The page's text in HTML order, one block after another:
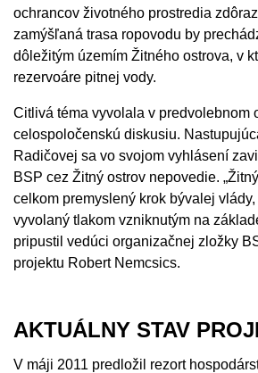
ochrancov životného prostredia
zamýšľaná trasa ropovodu by
dôležitým územím Žitného ostrova, v
rezervoáre pitnej vody.
Citlivá téma vyvolala v predvolebnom
celospoločenskú diskusiu.
Radičovej sa vo svojom vyhlásení
BSP cez Žitný ostrov nepovedie.
celkom premyslený krok bývalej vlády,
vyvolaný tlakom vzniknutým na
pripustil vedúci organizačnej zložky
projektu Robert Nemcsics.
AKTUÁLNY STAV
V máji 2011 predložil rezort